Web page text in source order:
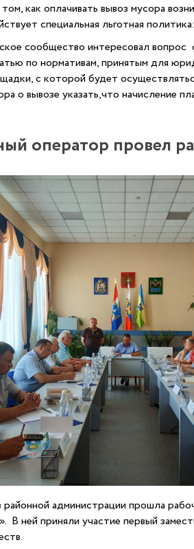
как оплачивать вывоз мусора
специальная льготная
сообщество интересовал вопрос
по нормативам, принятым для
с которой будет
о вывозе указать,что начисление
оператор провел
районной администрации прошла
». В ней приняли участие первый